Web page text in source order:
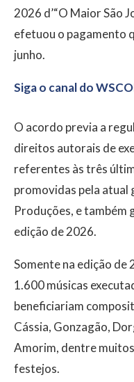
2026 d’“O Maior São
efetuou o pagamento
junho.
Siga o canal do
O acordo previa a
direitos autorais de
referentes às três
promovidas pela atual
Produções, e também
edição de 2026.
Somente na edição de
1.600 músicas
beneficiariam
Cássia, Gonzagão,
Amorim, dentre
festejos.